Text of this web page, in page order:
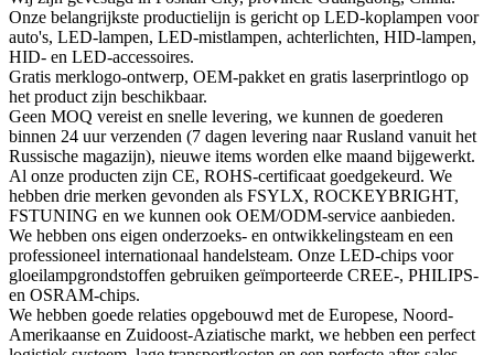
Onze belangrijkste productielijn is gericht op LED-koplampen voor
auto's, LED-lampen, LED-mistlampen, achterlichten, HID-lampen,
HID- en LED-accessoires.
Gratis merklogo-ontwerp, OEM-pakket en gratis laserprintlogo op
het product zijn beschikbaar.
Geen MOQ vereist en snelle levering, we kunnen de goederen
binnen 24 uur verzenden (7 dagen levering naar Rusland vanuit het
Russische magazijn), nieuwe items worden elke maand bijgewerkt.
Al onze producten zijn CE, ROHS-certificaat goedgekeurd. We
hebben drie merken gevonden als FSYLX, ROCKEYBRIGHT,
FSTUNING en we kunnen ook OEM/ODM-service aanbieden.
We hebben ons eigen onderzoeks- en ontwikkelingsteam en een
professioneel internationaal handelsteam. Onze LED-chips voor
gloeilampgrondstoffen gebruiken geïmporteerde CREE-, PHILIPS-
en OSRAM-chips.
We hebben goede relaties opgebouwd met de Europese, Noord-
Amerikaanse en Zuidoost-Aziatische markt, we hebben een perfect